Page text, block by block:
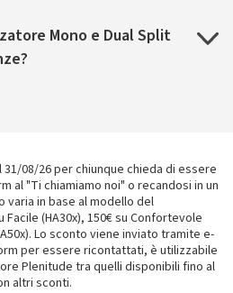
Mono e Dual Split
31/08/26 per chiunque chieda di essere
al "Ti chiamiamo noi" o recandosi in un
varia in base al modello del
(HA30x), 150€ su Confortevole
Lo sconto viene inviato tramite e-
per essere ricontattati, è utilizzabile
Plenitude tra quelli disponibili fino al
altri sconti.